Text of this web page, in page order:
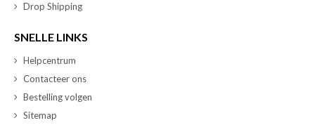
Drop Shipping
SNELLE LINKS
Helpcentrum
Contacteer ons
Bestelling volgen
Sitemap